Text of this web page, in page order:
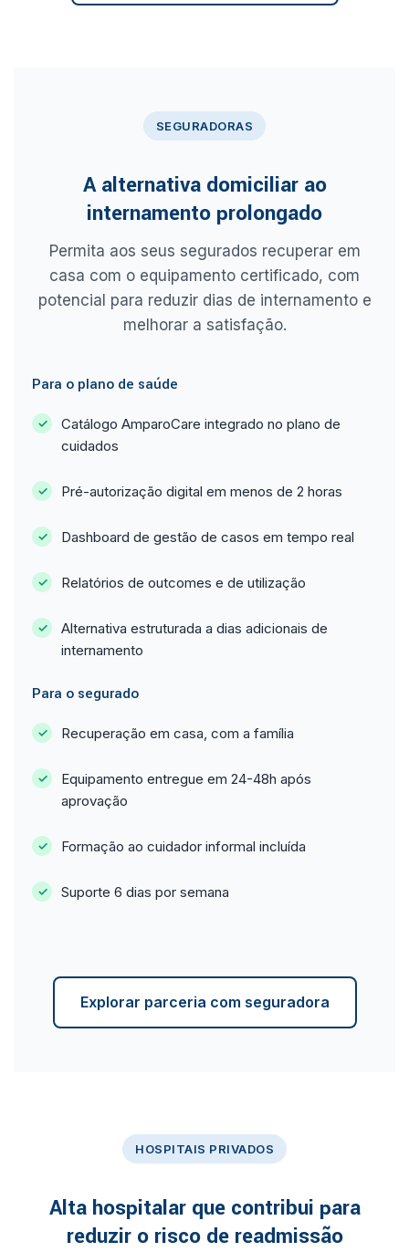
SEGURADORAS
A alternativa domiciliar ao
internamento prolongado
Permita aos seus segurados recuperar em
casa com o equipamento certificado, com
potencial para reduzir dias de internamento e
melhorar a satisfação.
Para o plano de saúde
Catálogo AmparoCare integrado no plano de
cuidados
Pré-autorização digital em menos de 2 horas
Dashboard de gestão de casos em tempo real
Relatórios de outcomes e de utilização
Alternativa estruturada a dias adicionais de
internamento
Para o segurado
Recuperação em casa, com a família
Equipamento entregue em 24-48h após
aprovação
Formação ao cuidador informal incluída
Suporte 6 dias por semana
Explorar parceria com seguradora
HOSPITAIS PRIVADOS
Alta hospitalar que contribui para
reduzir o risco de readmissão